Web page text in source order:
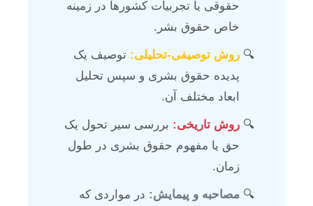
حقوقی یا تجربیات کشورها در زمینه
خاص حقوق بشر.
روش توصیفی-تحلیلی: توصیف یک
پدیده حقوق بشری و سپس تحلیل
ابعاد مختلف آن.
روش تاریخی: بررسی سیر تحول یک
حق یا مفهوم حقوق بشری در طول
زمان.
مصاحبه و پیمایش: در مواردی که